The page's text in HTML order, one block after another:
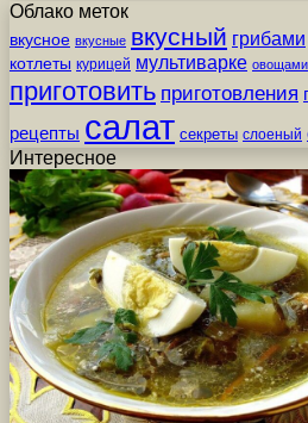
Облако меток
вкусное вкусные вкусный грибами
котлеты курицей мультиварке овощами
приготовить приготовления
рецепты салат секреты слоеный
Интересное